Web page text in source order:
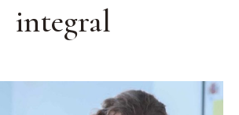
integral